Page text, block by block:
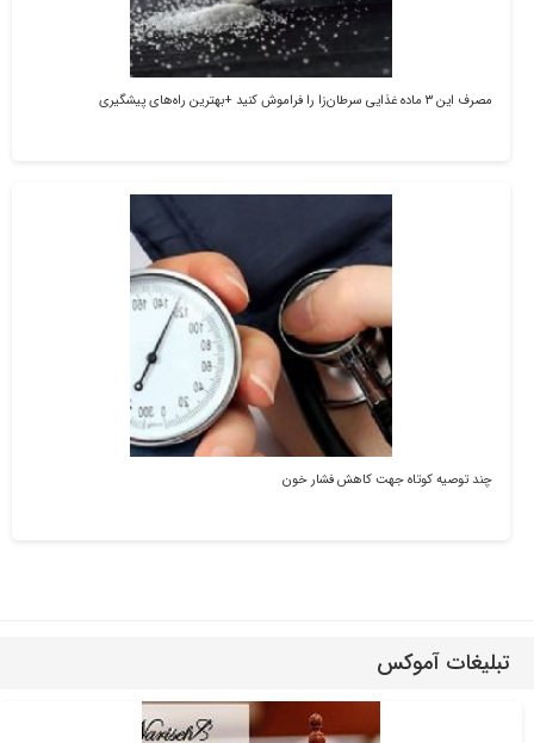
مصرف این ۳ ماده غذایی سرطان‌زا را فراموش کنید +بهترین راه‌های پیشگیری
چند توصیه کوتاه جهت کاهش فشار خون
تبلیغات آموکس